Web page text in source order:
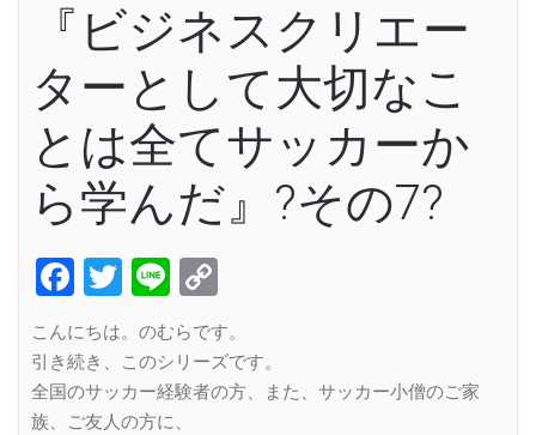
『ビジネスクリエー
ターとして大切なこ
とは全てサッカーか
ら学んだ』?その7?
Facebook
Twitter
Line
Link
こんにちは。のむらです。
引き続き、このシリーズです。
全国のサッカー経験者の方、また、サッカー小僧のご家
族、ご友人の方に、